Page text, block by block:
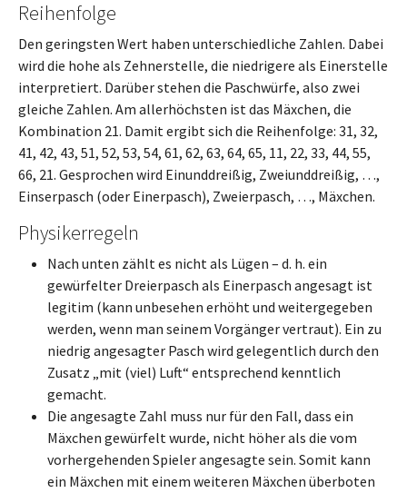
Reihenfolge
Den geringsten Wert haben unterschiedliche Zahlen. Dabei
wird die hohe als Zehnerstelle, die niedrigere als Einerstelle
interpretiert. Darüber stehen die Paschwürfe, also zwei
gleiche Zahlen. Am allerhöchsten ist das Mäxchen, die
Kombination 21. Damit ergibt sich die Reihenfolge: 31, 32,
41, 42, 43, 51, 52, 53, 54, 61, 62, 63, 64, 65, 11, 22, 33, 44, 55,
66, 21. Gesprochen wird Einunddreißig, Zweiunddreißig, …,
Einserpasch (oder Einerpasch), Zweierpasch, …, Mäxchen.
Physikerregeln
Nach unten zählt es nicht als Lügen – d. h. ein
gewürfelter Dreierpasch als Einerpasch angesagt ist
legitim (kann unbesehen erhöht und weitergegeben
werden, wenn man seinem Vorgänger vertraut). Ein zu
niedrig angesagter Pasch wird gelegentlich durch den
Zusatz „mit (viel) Luft“ entsprechend kenntlich
gemacht.
Die angesagte Zahl muss nur für den Fall, dass ein
Mäxchen gewürfelt wurde, nicht höher als die vom
vorhergehenden Spieler angesagte sein. Somit kann
ein Mäxchen mit einem weiteren Mäxchen überboten